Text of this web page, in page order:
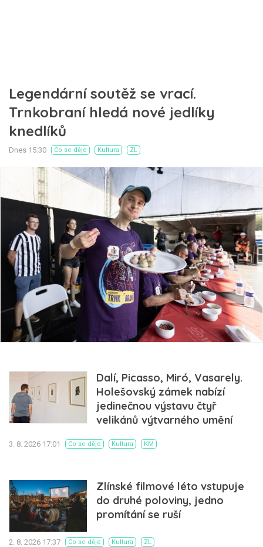
Legendární soutěž se vrací.
Trnkobraní hledá nové jedlíky
knedlíků
Dnes 15:30 Co se děje Kultura ZL
Dalí, Picasso, Miró, Vasarely.
Holešovský zámek nabízí
jedinečnou výstavu čtyř
velikánů výtvarného umění
3. 8. 2026 17:01 Co se děje Kultura KM
Zlínské filmové léto vstupuje
do druhé poloviny, jedno
promítání se ruší
2. 8. 2026 17:37 Co se děje Kultura ZL